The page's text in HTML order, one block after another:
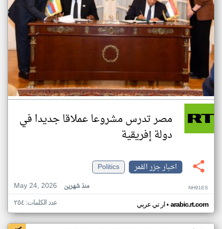
مصر تدرس مشروعا عملاقا جديدا في
دولة إفريقية
اخبار جزر القمر
Politics
May 24, 2026
منذ شهرين NH91ES
ار تي عربي• arabic.rt.com عدد الكلمات: ٢٥٤